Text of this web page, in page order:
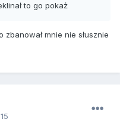
to go pokaż
zbanował mnie nie słusznie